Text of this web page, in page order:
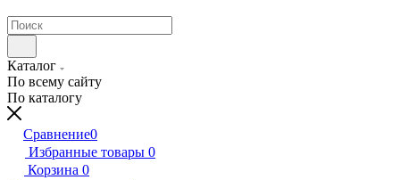
Каталог
По всему сайту
По каталогу
Сравнение0
Избранные товары 0
Корзина 0